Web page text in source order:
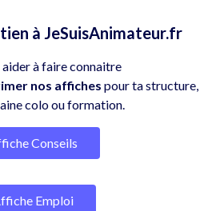
à JeSuisAnimateur.fr
à faire connaitre
nos affiches pour ta structure,
colo ou formation.
Conseils
Emploi